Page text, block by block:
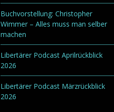
Buchvorstellung: Christopher
Wimmer – Alles muss man selber
machen
Libertärer Podcast Aprilrückblick
2026
Libertärer Podcast Märzrückblick
2026